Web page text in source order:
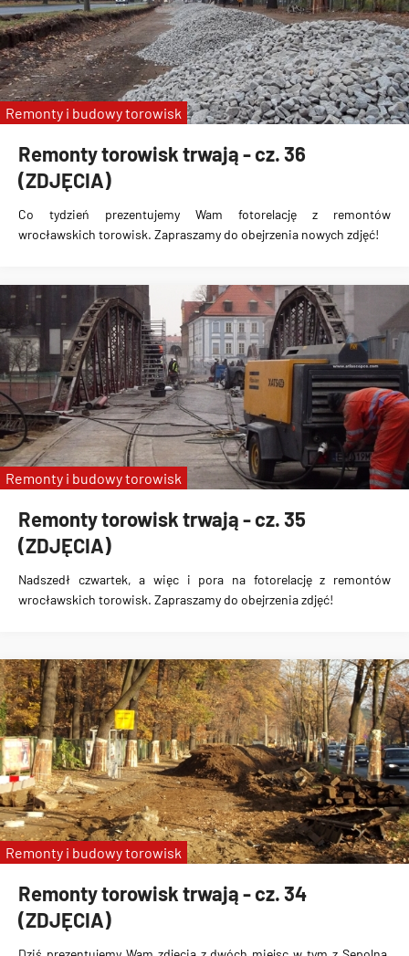
Remonty torowisk trwają - cz. 36
(ZDJĘCIA)
Co tydzień prezentujemy Wam fotorelację z remontów
wrocławskich torowisk. Zapraszamy do obejrzenia nowych zdjęć!
Remonty i budowy torowisk
Remonty torowisk trwają - cz. 35
(ZDJĘCIA)
Nadszedł czwartek, a więc i pora na fotorelację z remontów
wrocławskich torowisk. Zapraszamy do obejrzenia zdjęć!
Remonty i budowy torowisk
Remonty torowisk trwają - cz. 34
(ZDJĘCIA)
Remonty i budowy torowisk